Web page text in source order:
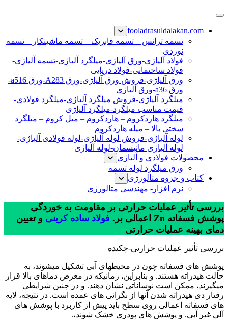
پرش
محتوا
نبشی فولادی-ناودانی فولادی-قیمت ورق-قیمت فولاد
fooladrasuldalakan.com
تسمه ترانس – تسمه فابریک – تسمه ماشینکار – تسمه
نوردی
فولاد آلیاژی-ورق آلیاژی-میلگرد آلیاژی-تسمه آلیاژی-
فولاد ساختمانی-فولاد دریایی
ورق آلیاژی-فروش ورق آلیاژی-ورق A283-ورق a516-
ورق a36-ورق آلیاژی
میلگرد آلیاژی-فروش میلگرد آلیاژی-میلگرد فولادی-
قیمت مناسب میلگرد-میلگرد آلیاژی
میلگرد هاردکروم – هاردکروم – میل کروم – میلگرد
سختی بالا – میله هاردکروم
لوله آلیاژی-فروش لوله آلیاژی-لوله فولادی آلیاژی-
لوله آلیاژی مانیسمان-لوله آلیاژی
محصولات فولادی و آلیاژی
ورق میلگرد لوله تسمه
کتاب و جزوه متالورژی
نرم افزار- مهندسی متالورژی
بررسی تأثیر عملیات حرارتی بر مقاومت به خوردگی
پوشش فسفاته Zn اعمالی بر.
فولاد ساده کربنی و تعیین
دمای بهینه عملیات حرارتی
بررسی تأثیر عملیات حرارتی-چکیده
پوشش های فسفاته چون در محیطهای آبی تشکیل میشوند، به
حالت هیدراته هستند. و بنابراین، زمانیکه در معرض دماهای بالا قرار
میگیرند، ممکن است نوساناتی نشان دهند. و در چنین شرایطی
رفتار دی هیدراته شدن آنها از نگرانی های عمده است. در نتیجه، لایه
های فسفاته اعمالی روی سطح باید پیش از کاربرد با پوشش های
آلی غیر آبی. و پوشش های پودری خشک شوند،.